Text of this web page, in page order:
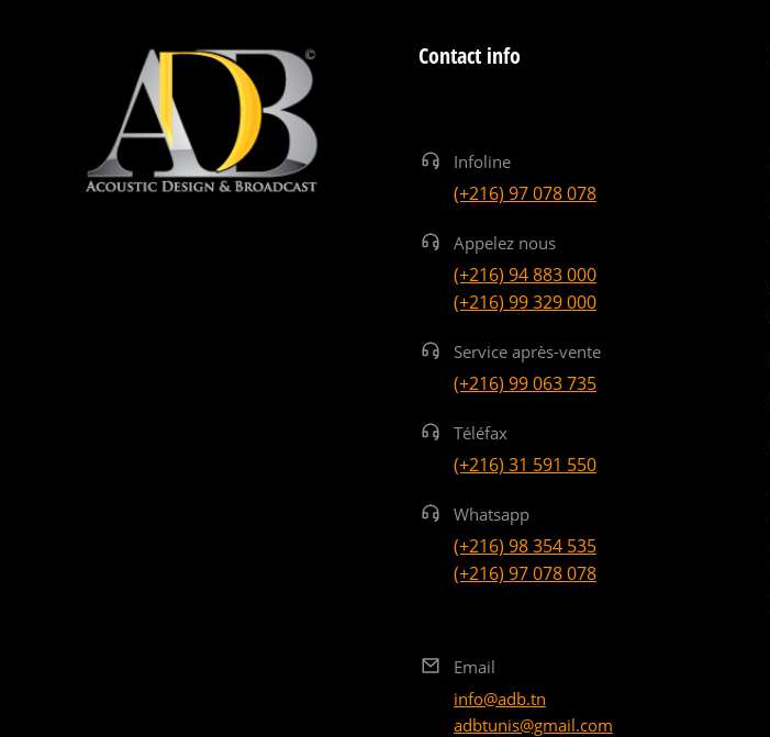
Contact info
Infoline
(+216) 97 078 078
Appelez nous
(+216) 94 883 000
(+216) 99 329 000
Service après-vente
(+216) 99 063 735
Téléfax
(+216) 31 591 550
Whatsapp
(+216) 98 354 535
(+216) 97 078 078
Email
info@adb.tn
adbtunis@gmail.com